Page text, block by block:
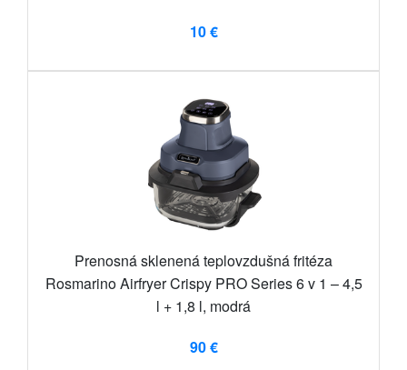
10 €
Prenosná sklenená teplovzdušná fritéza
Rosmarino Airfryer Crispy PRO Series 6 v 1 – 4,5
l + 1,8 l, modrá
90 €